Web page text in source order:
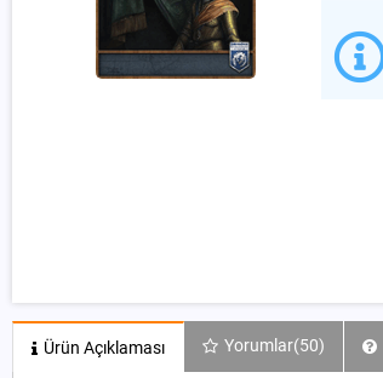
Ürün Açıklaması Yorumlar(50)